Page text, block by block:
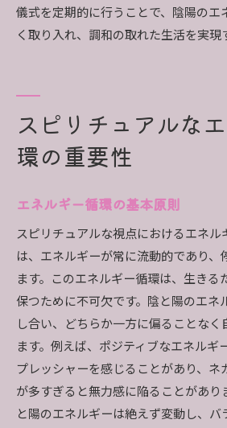
儀式を定期的に行うことで、陰陽のエ
く取り入れ、調和の取れた生活を実現
スピリチュアルな
環の重要性
エネルギー循環の基本原則
スピリチュアルな視点におけるエネル
は、エネルギーが常に流動的であり、
ます。このエネルギー循環は、生きる
保つために不可欠です。陰と陽のエネ
し合い、どちらか一方に偏ることなく
ます。例えば、ポジティブなエネルギ
プレッシャーを感じることがあり、ネ
が多すぎると無力感に陥ることがあり
と陽のエネルギーは絶えず変動し、バ